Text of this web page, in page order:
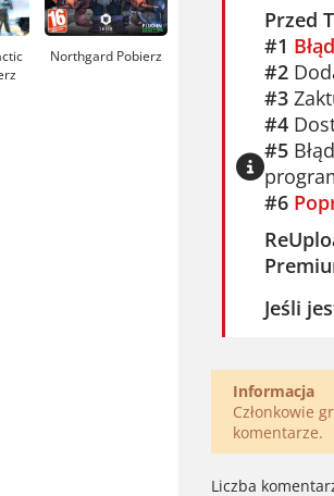
Przed
#1
#2
#3
#4
#5
#6
Jeśli
Informacja
Członkowie
komentarze.
Liczba
Northgard Pobierz